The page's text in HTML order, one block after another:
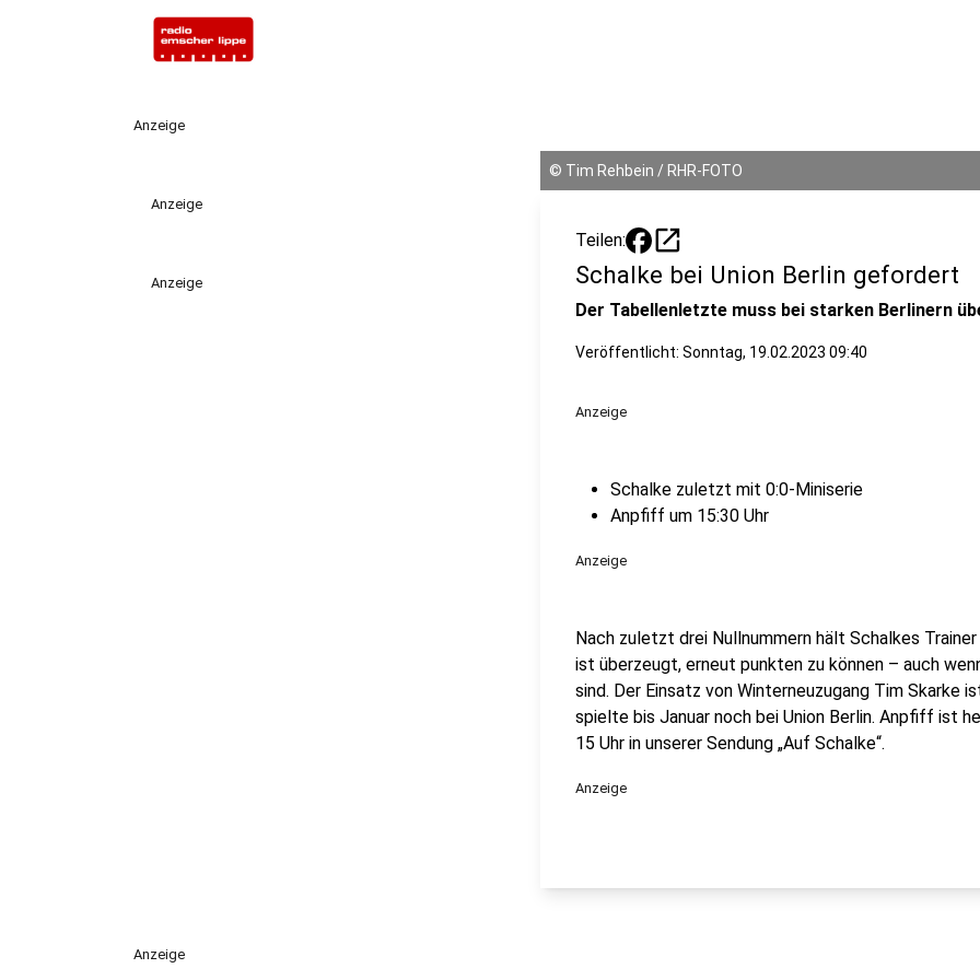
Anzeige
Anzeige
Anzeige
© Tim Rehbein / RHR-FOTO
Teilen: open_in_new
Schalke bei Union Berlin gefordert
Der Tabellenletzte muss bei starken Berlinern
Veröffentlicht: Sonntag, 19.02.2023 09:40
Anzeige
Schalke zuletzt mit 0:0-Miniserie
Anpfiff um 15:30 Uhr
Anzeige
Nach zuletzt drei Nullnummern hält Schalkes
ist überzeugt, erneut punkten zu können – auch
sind. Der Einsatz von Winterneuzugang Tim Skarke
spielte bis Januar noch bei Union Berlin. Anpfiff ist
15 Uhr in unserer Sendung „Auf Schalke“.
Anzeige
Anzeige